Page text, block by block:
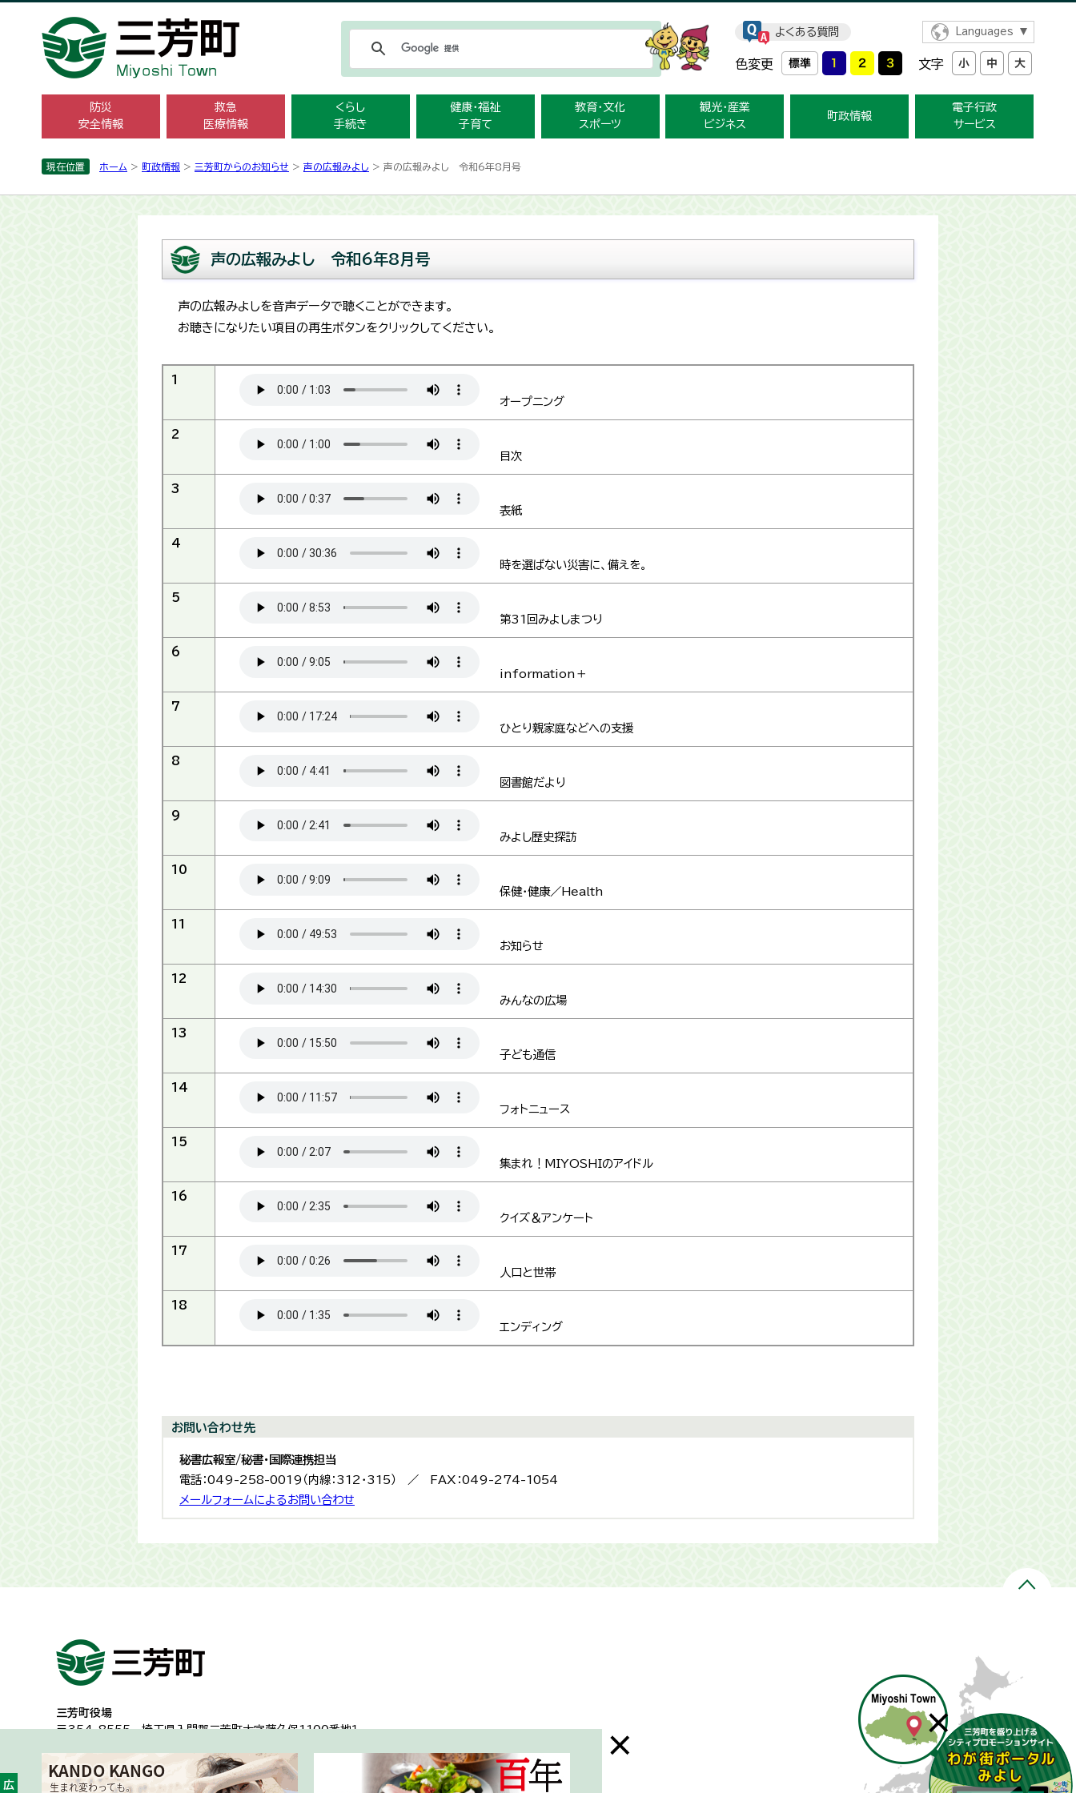
よくある質問 Languages
色変更 文字
防災
安全情報
救急
医療情報
くらし
手続き
健康・福祉
子育て
教育・文化
スポーツ
観光・産業
ビジネス
町政情報
電子行政
サービス
現在位置 ホーム > 町政情報 > 三芳町からのお知らせ > 声の広報みよし > 声の広報みよし 令和6年8月号
声の広報みよし 令和6年8月号
声の広報みよしを音声データで聴くことができます。
お聴きになりたい項目の再生ボタンをクリックしてください。
1
オープニング
2
目次
3
表紙
4
時を選ばない災害に、備えを。
5
第31回みよしまつり
6
information＋
7
ひとり親家庭などへの支援
8
図書館だより
9
みよし歴史探訪
10
保健・健康／Health
11
お知らせ
12
みんなの広場
13
子ども通信
14
フォトニュース
15
集まれ！MIYOSHIのアイドル
16
クイズ＆アンケート
17
人口と世帯
18
エンディング
お問い合わせ先
秘書広報室/秘書・国際連携担当
電話：049-258-0019（内線：312・315） ／ FAX：049-274-1054
メールフォームによるお問い合わせ
三芳町役場
〒354-8555埼玉県入間郡三芳町大字藤久保1100番地１
一般的な業務時間8時30分から17時15分（土日祝日及び年末年始はお休み）